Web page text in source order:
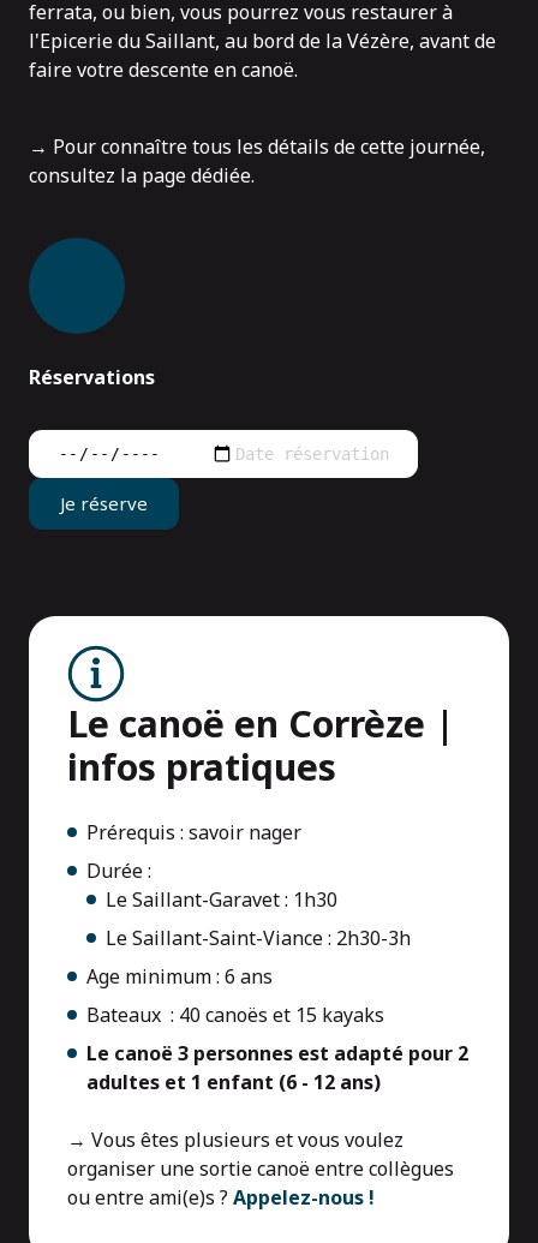
ferrata, ou bien, vous pourrez vous restaurer à
l'Epicerie du Saillant, au bord de la Vézère, avant de
faire votre descente en canoë.
→ Pour connaître tous les détails de cette journée,
consultez la page dédiée.
Réservations
Je réserve
Le canoë en Corrèze |
infos pratiques
Prérequis : savoir nager
Durée :
Le Saillant-Garavet : 1h30
Le Saillant-Saint-Viance : 2h30-3h
Age minimum : 6 ans
Bateaux : 40 canoës et 15 kayaks
Le canoë 3 personnes est adapté pour 2
adultes et 1 enfant (6 - 12 ans)
→ Vous êtes plusieurs et vous voulez
organiser une sortie canoë entre collègues
ou entre ami(e)s ? Appelez-nous !